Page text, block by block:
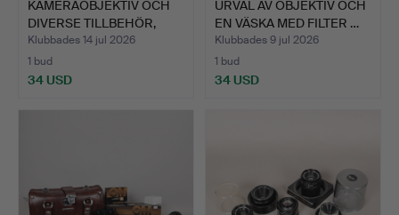
KAMERAOBJEKTIV OCH
DIVERSE TILLBEHÖR,
PART…
Klubbades 14 jul 2026
1 bud
34 USD
URVAL AV OBJEKTIV OCH
EN VÄSKA MED FILTER …
Klubbades 9 jul 2026
1 bud
34 USD